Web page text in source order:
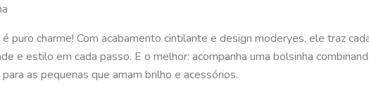
puro charme! Com acabamento cintilante e design moderyes, ele traz
e estilo em cada passo. E o melhor: acompanha uma bolsinha
as pequenas que amam brilho e acessórios.